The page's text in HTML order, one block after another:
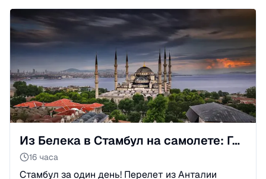
Из Белека в Стамбул на самолете: Город двух континентов
16 часа
Стамбул за один день! Перелет из Анталии